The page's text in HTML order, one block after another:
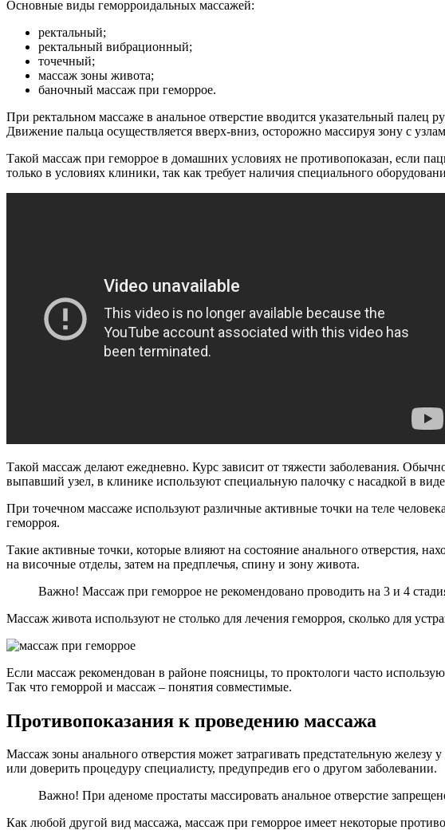
Основные виды геморроидальных массажей:
ректальный;
ректальный вибрационный;
точечный;
массаж зоны живота;
баночный массаж при геморрое.
При ректальном массаже в анальное отверстие вводится указательный
Движение пальца осуществляется вверх-вниз, осторожно массируя зону с
Такой массаж при геморрое в домашних условиях не противопоказан, если
только в условиях клиники, так как требует наличия специального
Такой массаж делают ежедневно. Курс зависит от тяжести заболевания.
выпавший узел, в клинике используют специальную палочку с насадкой в
При точечном массаже используют различные активные точки на теле
геморроя.
Такие активные точки, которые влияют на состояние анального отверстия,
на височные отделы, затем на предплечья, спину и зону живота.
Важно! Массаж при геморрое не рекомендовано проводить на 3 и 4
Массаж живота используют не столько для лечения геморроя, сколько для
Если массаж рекомендован в районе поясницы, то проктологи часто
Так что геморрой и массаж – понятия совместимые.
Противопоказания к проведению массажа
Массаж зоны анального отверстия может затрагивать предстательную
или доверить процедуру специалисту, предупредив его о другом заболевании.
Важно! При аденоме простаты массировать анальное отверстие
Как любой другой вид массажа, массаж при геморрое имеет некоторые